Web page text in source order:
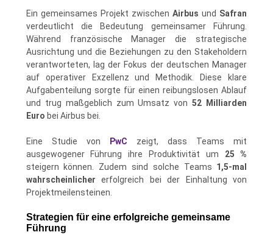
Ein gemeinsames Projekt zwischenAirbus und Safran
verdeutlicht die Bedeutung gemeinsamer Führung.
Während französische Manager die strategische
Ausrichtung und die Beziehungen zu den Stakeholdern
verantworteten, lag der Fokus der deutschen Manager
auf operativer Exzellenz und Methodik. Diese klare
Aufgabenteilung sorgte für einen reibungslosen Ablauf
und trug maßgeblich zum Umsatz von52 Milliarden
Euro bei Airbus bei.
Eine Studie von PwC zeigt, dass Teams mit
ausgewogener Führung ihre Produktivität um 25 %
steigern können. Zudem sind solche Teams 1,5-mal
wahrscheinlicher erfolgreich bei der Einhaltung von
Projektmeilensteinen.
Strategien für eine erfolgreiche gemeinsame
Führung